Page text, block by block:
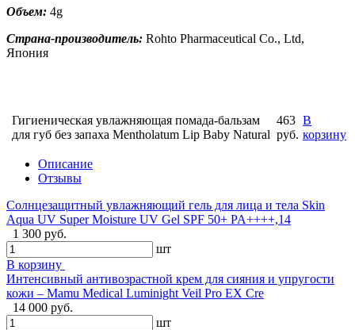
Объем: 4g
Страна-производитель: Rohto Pharmaceutical Co., Ltd,
Япония
Гигиеническая увлажняющая помада-бальзам
для губ без запаха Mentholatum Lip Baby Natural
463
руб.
В
корзину
Описание
Отзывы
Солнцезащитный увлажняющий гель для лица и тела Skin
Aqua UV Super Moisture UV Gel SPF 50+ PA++++,14
1 300 руб.
шт
В корзину
Интенсивный антивозрастной крем для сияния и упругости
кожи – Mamu Medical Luminight Veil Pro EX Cre
14 000 руб.
шт